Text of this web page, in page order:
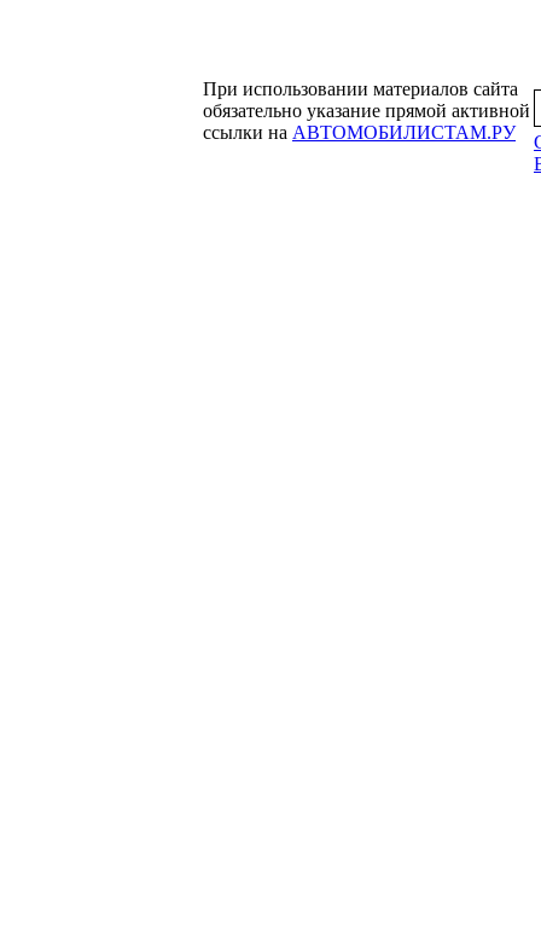
При использовании материалов сайта
обязательно указание прямой активной
ссылки на АВТОМОБИЛИСТАМ.РУ